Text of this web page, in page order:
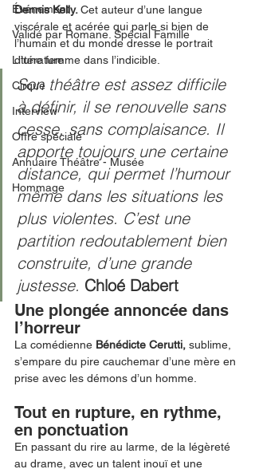
Événement
Validé par Romane. Spécial Famille
Littérature
Cirque
Interview
Offre spéciale
Annuaire Théâtre - Musée
Hommage
Dennis Kelly. Cet auteur d’une langue
viscérale et acérée qui parle si bien de
l’humain et du monde dresse le portrait
d’une femme dans l’indicible.
Son théâtre est assez difficile
à définir, il se renouvelle sans
cesse, sans complaisance. Il
apporte toujours une certaine
distance, qui permet l’humour
même dans les situations les
plus violentes. C’est une
partition redoutablement bien
construite, d’une grande
justesse. Chloé Dabert
Une plongée annoncée dans
l’horreur
La comédienne Bénédicte Cerutti, sublime,
s’empare du pire cauchemar d’une mère en
prise avec les démons d’un homme.
Tout en rupture, en rythme,
en ponctuation
En passant du rire au larme, de la légèreté
au drame, avec un talent inouï et une